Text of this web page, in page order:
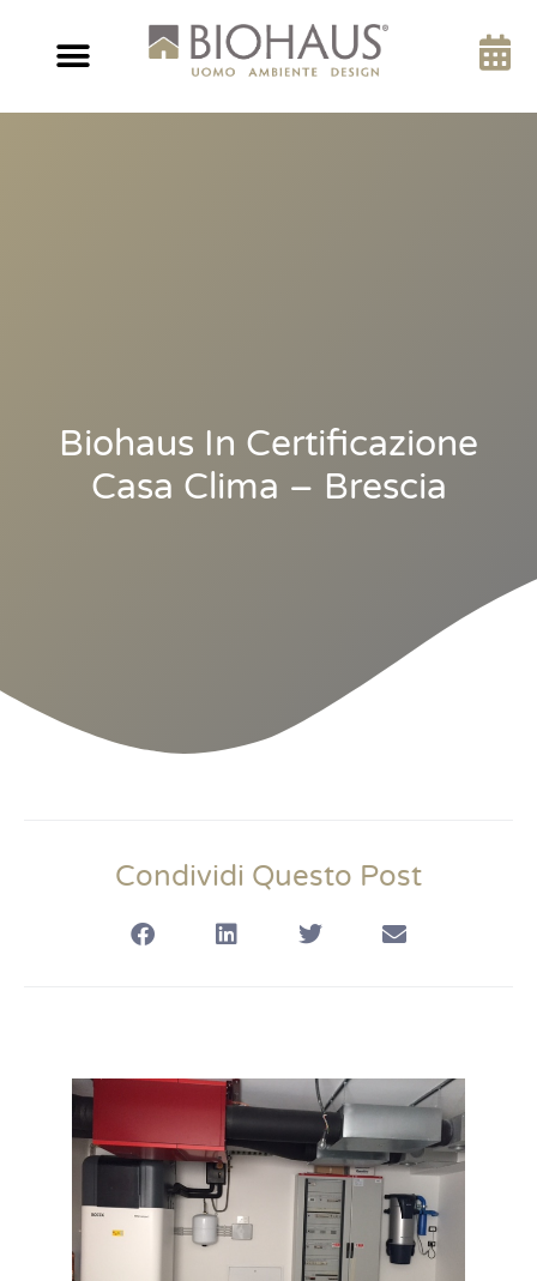
Biohaus In Certificazione
Casa Clima – Brescia
Condividi Questo Post